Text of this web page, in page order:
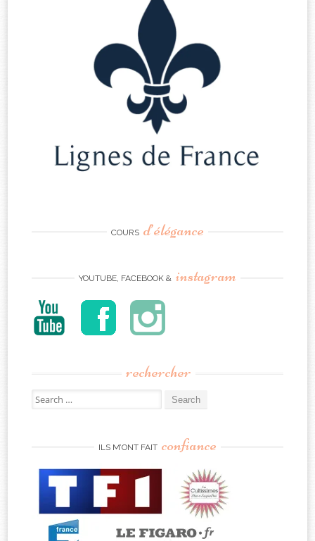
COURS d’élégance
YOUTUBE, FACEBOOK & instagram
rechercher
Search
for:
ILS M’ONT FAIT confiance